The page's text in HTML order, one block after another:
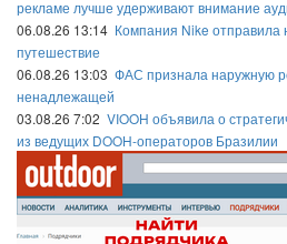
рекламе лучше удерживают внимание
06.08.26 13:14 Компания Nike отправила
путешествие
06.08.26 13:03 ФАС признала наружную
ненадлежащей
03.08.26 7:02 VIOOH объявила о
из ведущих DOOH-операторов Бразилии